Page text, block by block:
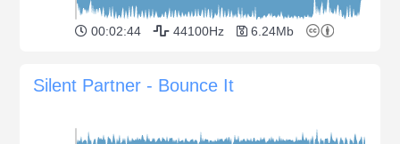
00:02:44 44100Hz 6.24Mb
Silent Partner - Bounce It